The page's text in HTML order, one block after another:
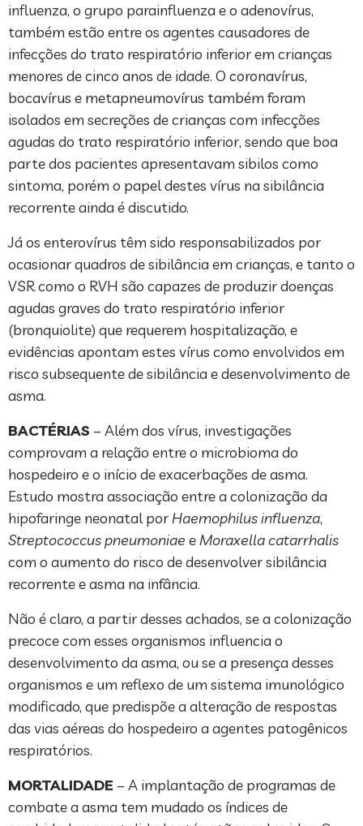
influenza, o grupo parainfluenza e o adenovírus,
também estão entre os agentes causadores de
infecções do trato respiratório inferior em crianças
menores de cinco anos de idade. O coronavírus,
bocavírus e metapneumovírus também foram
isolados em secreções de crianças com infecções
agudas do trato respiratório inferior, sendo que boa
parte dos pacientes apresentavam sibilos como
sintoma, porém o papel destes vírus na sibilância
recorrente ainda é discutido.
Já os enterovírus têm sido responsabilizados por
ocasionar quadros de sibilância em crianças, e tanto o
VSR como o RVH são capazes de produzir doenças
agudas graves do trato respiratório inferior
(bronquiolite) que requerem hospitalização, e
evidências apontam estes vírus como envolvidos em
risco subsequente de sibilância e desenvolvimento de
asma.
BACTÉRIAS – Além dos vírus, investigações
comprovam a relação entre o microbioma do
hospedeiro e o início de exacerbações de asma.
Estudo mostra associação entre a colonização da
hipofaringe neonatal porHaemophilus influenza,
Streptococcus pneumoniae eMoraxella catarrhalis
com o aumento do risco de desenvolver sibilância
recorrente e asma na infância.
Não é claro, a partir desses achados, se a colonização
precoce com esses organismos influencia o
desenvolvimento da asma, ou se a presença desses
organismos e um reflexo de um sistema imunológico
modificado, que predispõe a alteração de respostas
das vias aéreas do hospedeiro a agentes patogênicos
respiratórios.
MORTALIDADE – A implantação de programas de
combate a asma tem mudado os índices de